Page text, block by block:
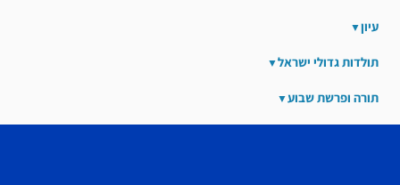
עיון
תולדות גדולי ישראל
תורה ופרשת שבוע